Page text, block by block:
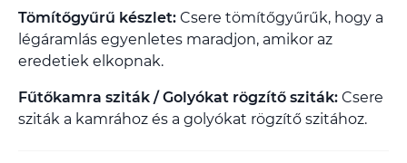
Tömítőgyűrű készlet: Csere tömítőgyűrűk, hogy a
légáramlás egyenletes maradjon, amikor az
eredetiek elkopnak.
Fűtőkamra sziták / Golyókat rögzítő sziták: Csere
sziták a kamrához és a golyókat rögzítő szitához.